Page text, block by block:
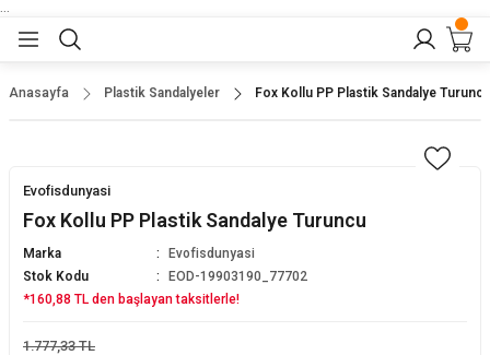
Anasayfa Plastik Sandalyeler Fox Kollu PP Plastik Sandalye Turuncu
Evofisdunyasi
Fox Kollu PP Plastik Sandalye Turuncu
Marka
Evofisdunyasi
Stok Kodu
EOD-19903190_77702
*160,88 TL den başlayan taksitlerle!
1.777,33 TL